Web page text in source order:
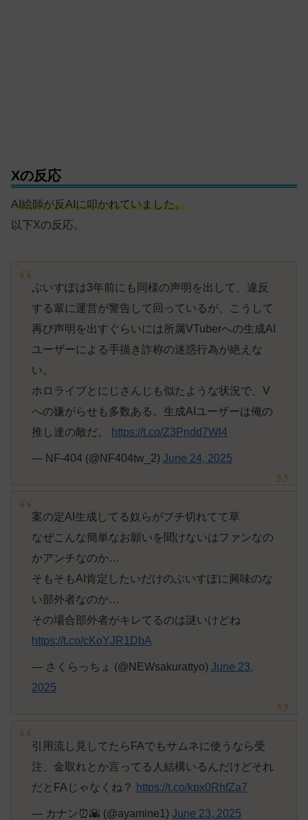
Xの反応
AI絵師が反AIに叩かれていました。
以下Xの反応。
ぶいすぽは3年前にも同様の声明を出して、違反
する輩に運営が警告して回っているが、こうして
再び声明を出すぐらいには所属VTuberへの生成AI
ユーザーによる手描き詐称の迷惑行為が絶えな
い。
ホロライブとにじさんじも似たような状況で、V
への嫌がらせも多数ある。生成AIユーザーは俺の
推し達の敵だ。
https://t.co/Z3Pndd7Wl4
— NF-404 (@NF404tw_2) June 24, 2025
案の定AI生成してる奴らがブチ切れてて草
なぜこんな簡単なお願いを聞けないはファンなの
かアンチなのか…
そもそもAI肯定したいだけのぶいすぽに興味のな
い部外者なのか…
その場合部外者がキレてるのは謎いけどね
https://t.co/cKoYJR1DbA
— さくらっちょ (@NEWsakurattyo) June 23,
2025
引用流し見してたらFAでもサムネに使うなら受
注、金取れとか言ってる人結構いるんだけどそれ
だとFAじゃなくね？
https://t.co/kpx0RhfZa7
— カナン⏰🌇 (@ayamine1) June 23, 2025